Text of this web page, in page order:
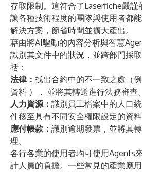
存取限制。這符合了Laserfiche嚴謹
讓各種技術程度的團隊與使用者都
解決方案，節省時間並擴大產出。
藉由將AI驅動的內容分析與智慧
識別其文件中的狀況，並跨部門採
括：
法律： 找出合約中的不一致之處（
資料 ）， 並將其轉送進行法務審查。
人力資源： 識別員工檔案中的人口
件移至具有不同安全權限設定的資料
應付帳款： 識別逾期發票，並將其
理。
各行各業的使用者均可使用Agents
計人員的負擔。一些常見的產業應用